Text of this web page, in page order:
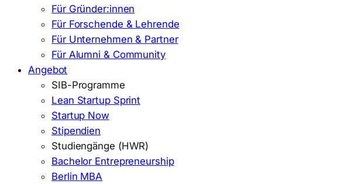
Für Gründer:innen
Für Forschende & Lehrende
Für Unternehmen & Partner
Für Alumni & Community
Angebot
SIB-Programme
Lean Startup Sprint
Startup Now
Stipendien
Studiengänge (HWR)
Bachelor Entrepreneurship
Berlin MBA